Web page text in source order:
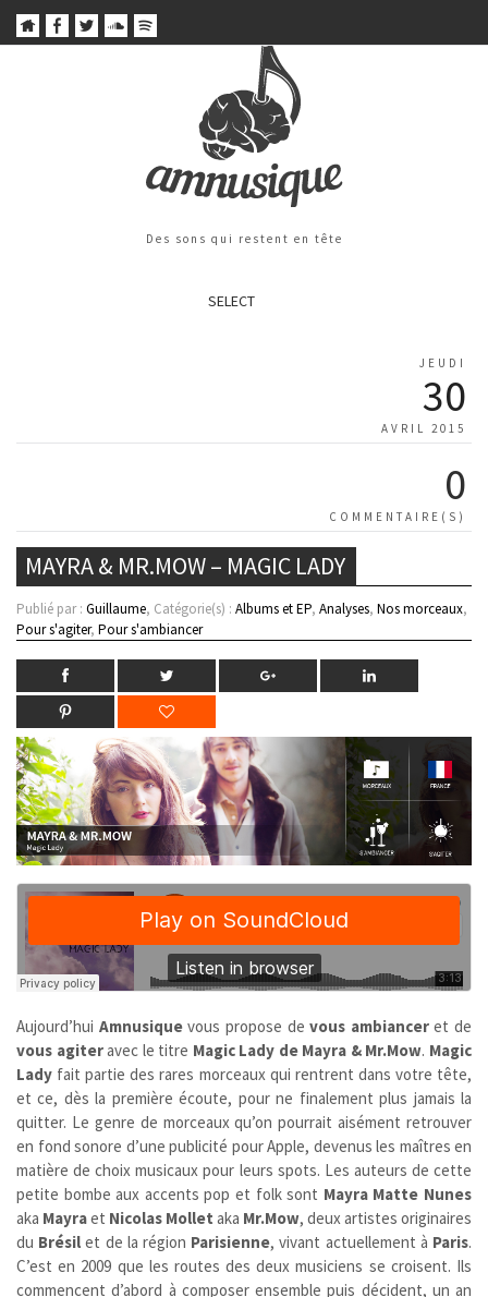
Des sons qui restent en tête
SELECT
JEUDI
30
AVRIL 2015
0
COMMENTAIRE(S)
MAYRA & MR.MOW – MAGIC LADY
Publié par : Guillaume, Catégorie(s) : Albums et EP, Analyses, Nos morceaux,
Pour s'agiter, Pour s'ambiancer
Aujourd’hui Amnusiquevous propose de vous ambianceret de
vous agiteravec le titre Magic Lady de Mayra & Mr.Mow. Magic
Lady fait partie des rares morceaux qui rentrent dans votre tête,
et ce, dès la première écoute, pour ne finalement plus jamais la
quitter. Le genre de morceaux qu’on pourrait aisément retrouver
en fond sonore d’une publicité pour Apple, devenus les maîtres en
matière de choix musicaux pour leurs spots. Les auteurs de cette
petite bombe aux accents pop et folk sont Mayra Matte Nunes
aka Mayraet Nicolas Mollet aka Mr.Mow, deux artistes originaires
du Brésil et de la région Parisienne, vivant actuellement à Paris.
C’est en 2009 que les routes des deux musiciens se croisent. Ils
commencent d’abord à composer ensemble puis décident, un an